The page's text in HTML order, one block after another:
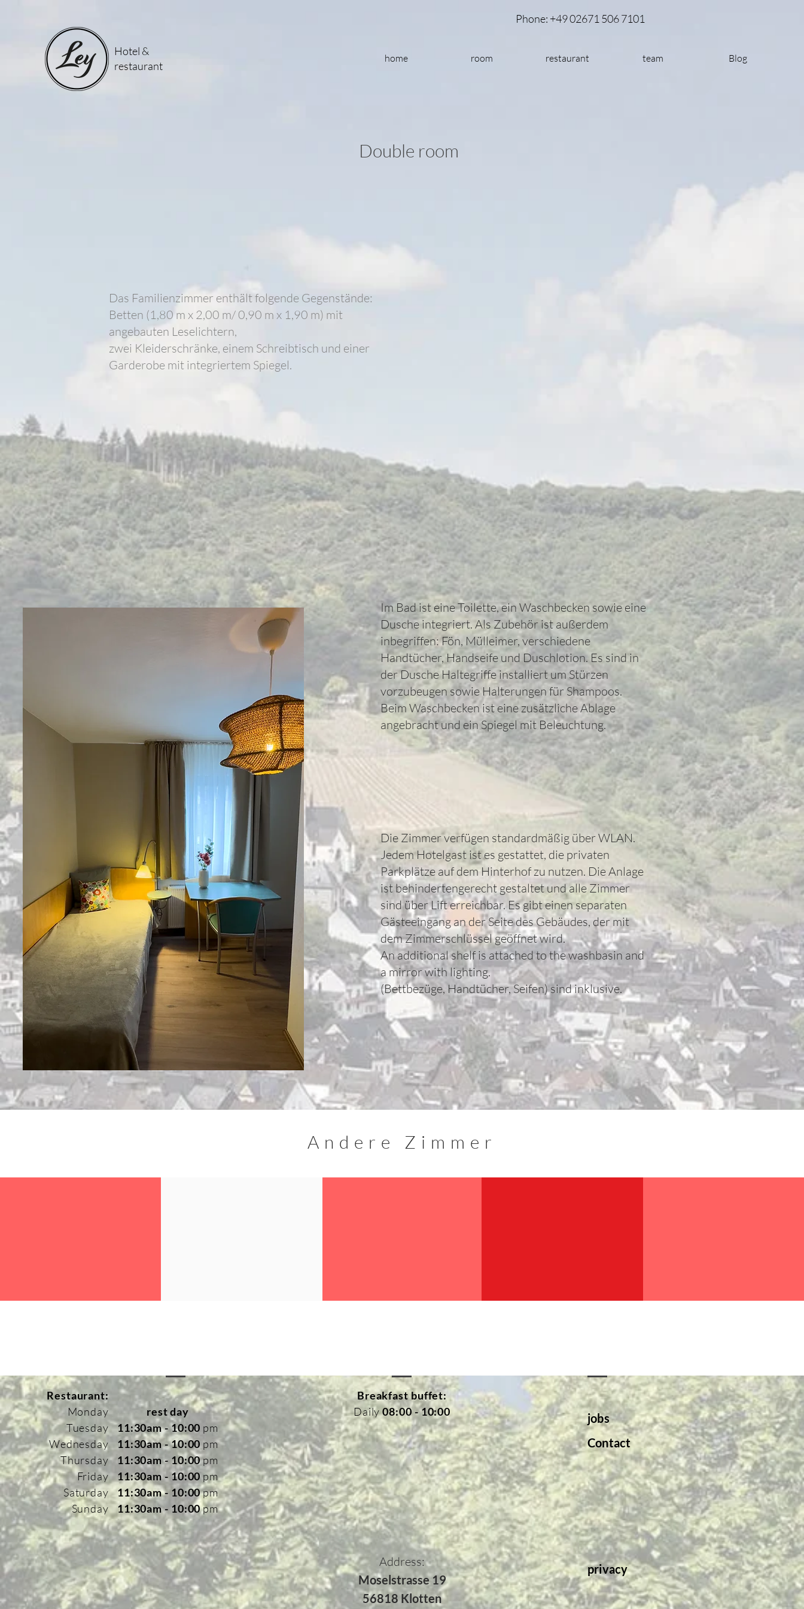
Hotel &
restaurant
Phone: +49 02671 506 7101
home room restaurant team Blog
Double room
Das Familienzimmer enthält folgende Gegenstände:
Betten (1,80 m x 2,00 m/ 0,90 m x 1,90 m) mit
angebauten Leselichtern,
zwei Kleiderschränke, einem Schreibtisch und einer
Garderobe mit integriertem Spiegel.
Im Bad ist eine Toilette, ein Waschbecken sowie eine
Dusche integriert. Als Zubehör ist außerdem
inbegriffen: Fön, Mülleimer, verschiedene
Handtücher, Handseife und Duschlotion. Es sind in
der Dusche Haltegriffe installiert um Stürzen
vorzubeugen sowie Halterungen für Shampoos.
Beim Waschbecken ist eine zusätzliche Ablage
angebracht und ein Spiegel mit Beleuchtung.
Die Zimmer verfügen standardmäßig über WLAN.
Jedem Hotelgast ist es gestattet, die privaten
Parkplätze auf dem Hinterhof zu nutzen. Die Anlage
ist behindertengerecht gestaltet und alle Zimmer
sind über Lift erreichbar. Es gibt einen separaten
Gästeeingang an der Seite des Gebäudes, der mit
dem Zimmerschlüssel geöffnet wird.
An additional shelf is attached to the washbasin and
a mirror with lighting.
(Bettbezüge, Handtücher, Seifen) sind inklusive.
Andere Zimmer
Restaurant:
Monday
Tuesday
Wednesday
Thursday
Friday
Saturday
Sunday
rest day
11:30am - 10:00 pm
11:30am - 10:00 pm
11:30am - 10:00pm
11:30am - 10:00 pm
11:30am - 10:00pm
11:30am - 10:00pm
Breakfast buffet:
Daily 08:00 - 10:00
Address:
Moselstrasse 19
56818 Klotten
jobs
Contact
privacy